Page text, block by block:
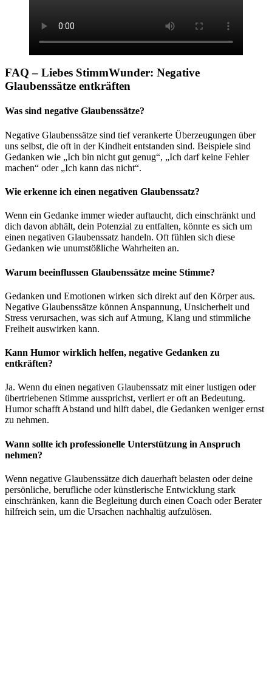
FAQ – Liebes StimmWunder: Negative
Glaubenssätze entkräften
Was sind negative Glaubenssätze?
Negative Glaubenssätze sind tief verankerte Überzeugungen über
uns selbst, die oft in der Kindheit entstanden sind. Beispiele sind
Gedanken wie „Ich bin nicht gut genug“, „Ich darf keine Fehler
machen“ oder „Ich kann das nicht“.
Wie erkenne ich einen negativen Glaubenssatz?
Wenn ein Gedanke immer wieder auftaucht, dich einschränkt und
dich davon abhält, dein Potenzial zu entfalten, könnte es sich um
einen negativen Glaubenssatz handeln. Oft fühlen sich diese
Gedanken wie unumstößliche Wahrheiten an.
Warum beeinflussen Glaubenssätze meine Stimme?
Gedanken und Emotionen wirken sich direkt auf den Körper aus.
Negative Glaubenssätze können Anspannung, Unsicherheit und
Stress verursachen, was sich auf Atmung, Klang und stimmliche
Freiheit auswirken kann.
Kann Humor wirklich helfen, negative Gedanken zu
entkräften?
Ja. Wenn du einen negativen Glaubenssatz mit einer lustigen oder
übertriebenen Stimme aussprichst, verliert er oft an Bedeutung.
Humor schafft Abstand und hilft dabei, die Gedanken weniger ernst
zu nehmen.
Wann sollte ich professionelle Unterstützung in Anspruch
nehmen?
Wenn negative Glaubenssätze dich dauerhaft belasten oder deine
persönliche, berufliche oder künstlerische Entwicklung stark
einschränken, kann die Begleitung durch einen Coach oder Berater
hilfreich sein, um die Ursachen nachhaltig aufzulösen.